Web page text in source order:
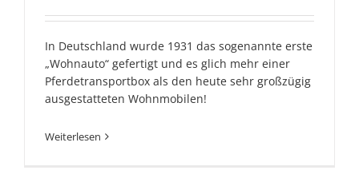
In Deutschland wurde 1931 das sogenannte erste
„Wohnauto“ gefertigt und es glich mehr einer
Pferdetransportbox als den heute sehr großzügig
ausgestatteten Wohnmobilen!
Weiterlesen